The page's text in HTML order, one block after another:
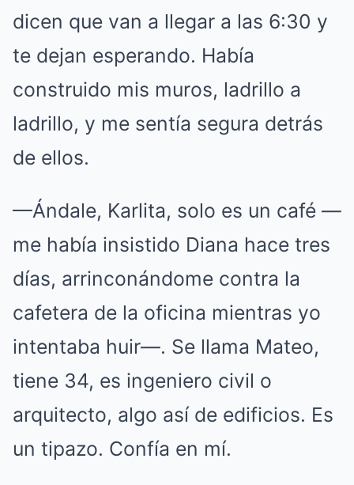
dicen que van a llegar a las 6:30 y
te dejan esperando. Había
construido mis muros, ladrillo a
ladrillo, y me sentía segura detrás
de ellos.
—Ándale, Karlita, solo es un café —
me había insistido Diana hace tres
días, arrinconándome contra la
cafetera de la oficina mientras yo
intentaba huir—. Se llama Mateo,
tiene 34, es ingeniero civil o
arquitecto, algo así de edificios. Es
un tipazo. Confía en mí.